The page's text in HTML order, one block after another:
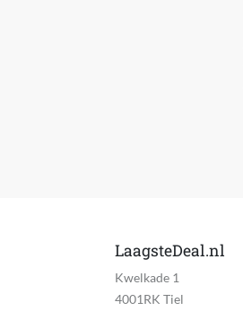
LaagsteDeal.nl
Kwelkade 1
4001RK Tiel